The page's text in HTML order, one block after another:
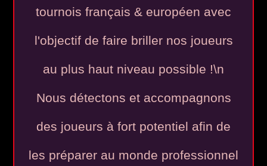
tournois français & européen avec
l'objectif de faire briller nos joueurs
au plus haut niveau possible !\n
Nous détectons et accompagnons
des joueurs à fort potentiel afin de
les préparer au monde professionnel